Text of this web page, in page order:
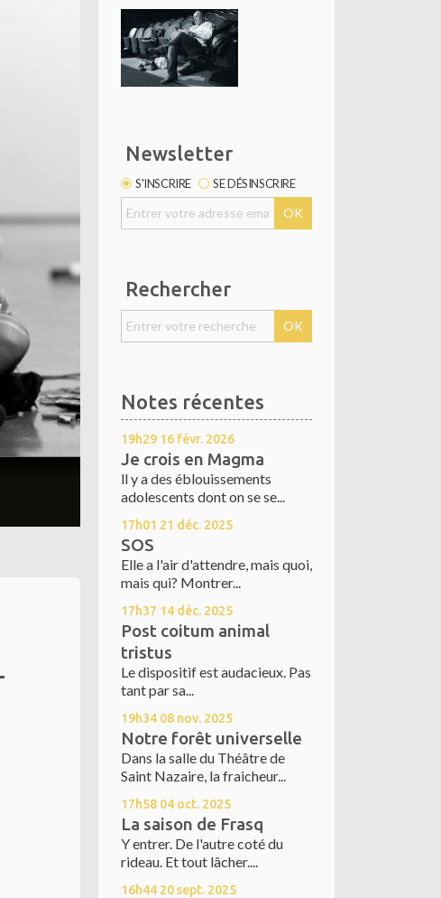
Newsletter
S'INSCRIRE SE DÉSINSCRIRE
Rechercher
Notes récentes
19h29 16 févr. 2026
Je crois en Magma
ll y a des éblouissements
adolescents dont on se se...
17h01 21 déc. 2025
SOS
Elle a l'air d'attendre, mais quoi,
mais qui? Montrer...
17h37 14 déc. 2025
Post coitum animal
tristus
Le dispositif est audacieux. Pas
tant par sa...
19h34 08 nov. 2025
Notre forêt universelle
Dans la salle du Théâtre de
Saint Nazaire, la fraicheur...
17h58 04 oct. 2025
La saison de Frasq
Y entrer. De l'autre coté du
rideau. Et tout lâcher....
16h44 20sept. 2025